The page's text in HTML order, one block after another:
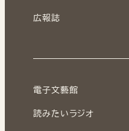
広報誌
電子文藝館
読みたいラジオ